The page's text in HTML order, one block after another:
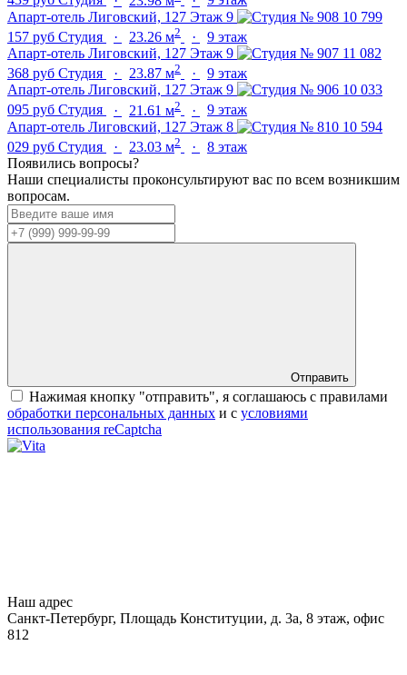
Апарт-отель Лиговский, 127 Этаж 9
10 799
157 руб Студия · 23.26 м2 ·
9 этаж
Апарт-отель Лиговский, 127 Этаж 9
11 082
368 руб Студия · 23.87 м2 ·
9 этаж
Апарт-отель Лиговский, 127 Этаж 9
10 033
095 руб Студия · 21.61 м2 ·
9 этаж
Апарт-отель Лиговский, 127 Этаж 8
10 594
029 руб Студия · 23.03 м2 ·
8 этаж
Появились вопросы?
Наши специалисты проконсультируют вас по всем возникшим
вопросам.
Отправить
Нажимая кнопку "отправить", я соглашаюсь с правилами
обработки персональных данных и с условиями
использования reCaptcha
Наш адрес
Санкт-Петербург, Площадь Конституции, д. 3а, 8 этаж, офис
812